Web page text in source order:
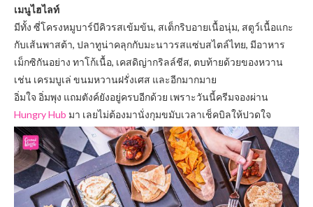
เมนูไฮไลท์
มีทั้ง ซี่โครงหมูบาร์บีคิวรสเข้มข้น, สเต็กริบอายเนื้อนุ่ม, สตูว์เนื้อแกะ
กับเส้นพาสต้า, ปลาทูน่าคลุกกับมะนาวรสแซ่บสไตล์ไทย, มีอาหาร
เม็กซิกันอย่าง ทาโก้เนื้อ, เคสดิญ่ากริลล์ชีส, ตบท้ายด้วยของหวาน
เช่น เครมบูเล่ ขนมหวานฝรั่งเศส และอีกมากมาย
อิ่มใจ อิ่มพุง แถมตังค์ยังอยู่ครบอีกด้วย เพราะวันนี้ครีมจองผ่าน
Hungry Hub มา เลยไม่ต้องมานั่งกุมขมับเวลาเช็คบิลให้ปวดใจ